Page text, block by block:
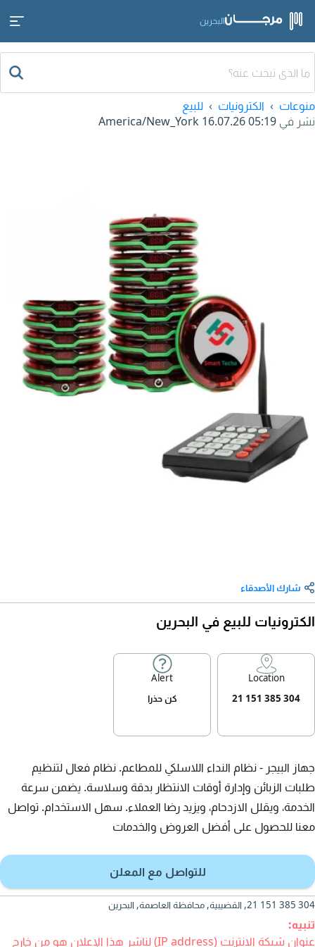
البحرين
منوعات الكترونيات
للبيع
نشر في 16.07.26 05:19
شارك الأصدقاء
الكترونيات للبيع في البحرين
Location
304 385 151 21
Alert
كن حذرا
جهاز البيجر - نظام النداء اللاسلكي للمطاعم. نظام فعال لتنظيم
طلبات الزبائن وإدارة أوقات الانتظار بدقة وسلاسة. يضمن سرعة
الخدمة، ويقلل الازدحام، ويزيد رضا العملاء. سهل الاستخدام. تواصل
معنا للحصول على أفضل العروض والخدمات
للتواصل مع المعلن
304 385 151 21, القضيبية, محافظة العاصمة, البحرين
تنبيه:
عنوان شبكة الانترنت (IP address) لناشر هذا الإعلان هو من خارج